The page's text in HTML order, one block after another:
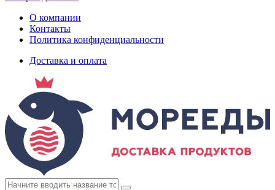
О компании
Контакты
Политика конфиденциальности
Доставка и оплата